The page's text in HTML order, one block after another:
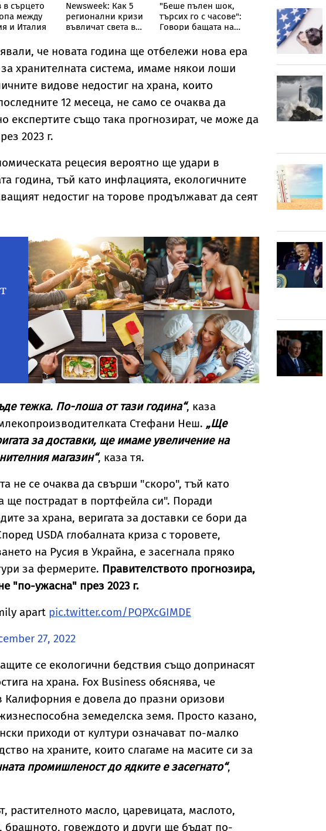
в сърцето
между
и Италия
Newsweek: Как 5
регионални кризи
въвличат света в
война
"Беше пълен шок,
търсих го с часове":
Говори бащата на
автобус момче със
СОП
Конфликтът се
изостря: Нова
ескалация между
хутите и Саудитска
Арабия
че новата година ще отбележи нова ера
хранителната система, имаме някои лоши
видове недостиг на храна, които
12 месеца, не само се очаква да
експертите също така прогнозират, че може да
2023 г.
рецесия вероятно ще удари в
година, тъй като инфлацията, екологичните
недостиг на торове продължават да сеят
тежка. По-лоша от тази година“, каза
Стефани Неш. „Ще
за доставки, ще имаме увеличение на
магазин“, каза тя.
не се очаква да свърши "скоро", тъй като
ще пострадат в портфейла си". Поради
за храна, веригата за доставки се бори да
USDA глобалната криза с торовете,
на Русия в Украйна, е засегнала пряко
за фермерите. Правителството прогнозира,
"по-ужасна" през 2023 г.
apart pic.twitter.com/PQPXcGIMDE
27, 2022
се екологични бедствия също допринасят
на храна. Fox Business обяснява, че
Калифорния е довела до празни оризови
земеделска земя. Просто казано,
приходи от култури означават по-малко
на храните, които слагаме на масите си за
промишленост до ядките е засегнато“,
растителното масло, царевицата, маслото,
брашното, говеждото и други ще бъдат по-